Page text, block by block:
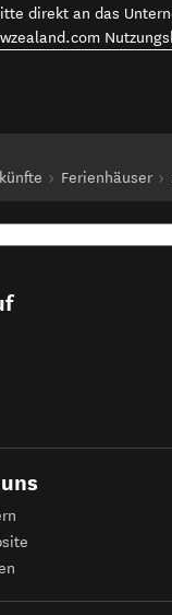
direkt an das
Ferienhäuser